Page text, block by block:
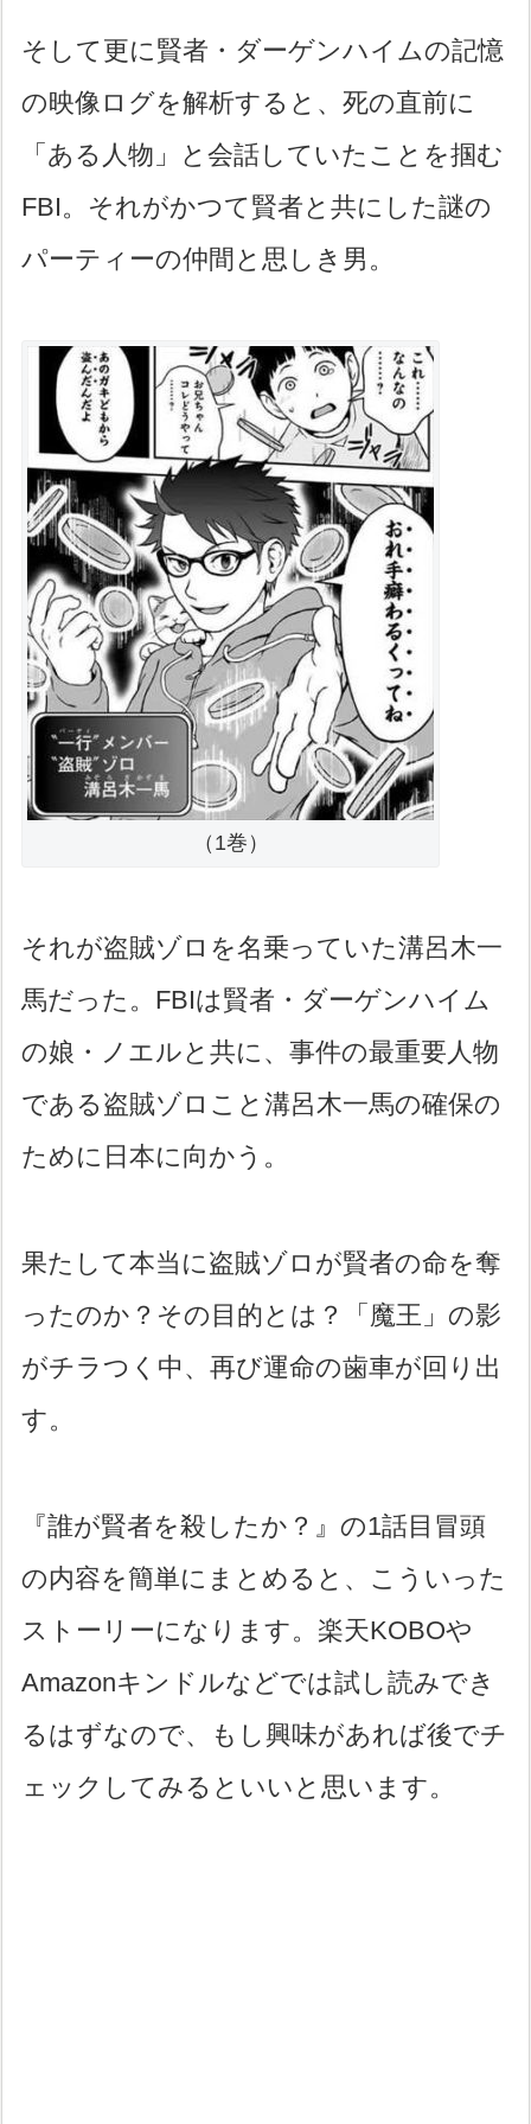
そして更に賢者・ダーゲンハイムの記憶
の映像ログを解析すると、死の直前に
「ある人物」と会話していたことを掴む
FBI。それがかつて賢者と共にした謎の
パーティーの仲間と思しき男。
（1巻）
それが盗賊ゾロを名乗っていた溝呂木一
馬だった。FBIは賢者・ダーゲンハイム
の娘・ノエルと共に、事件の最重要人物
である盗賊ゾロこと溝呂木一馬の確保の
ために日本に向かう。
果たして本当に盗賊ゾロが賢者の命を奪
ったのか？その目的とは？「魔王」の影
がチラつく中、再び運命の歯車が回り出
す。
『誰が賢者を殺したか？』の1話目冒頭
の内容を簡単にまとめると、こういった
ストーリーになります。楽天KOBOや
Amazonキンドルなどでは試し読みでき
るはずなので、もし興味があれば後でチ
ェックしてみるといいと思います。